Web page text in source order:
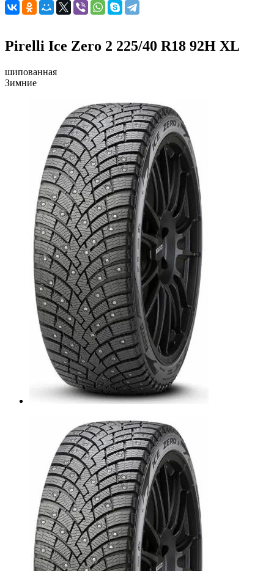
Pirelli Ice Zero 2 225/40 R18 92H XL
шипованная
Зимние